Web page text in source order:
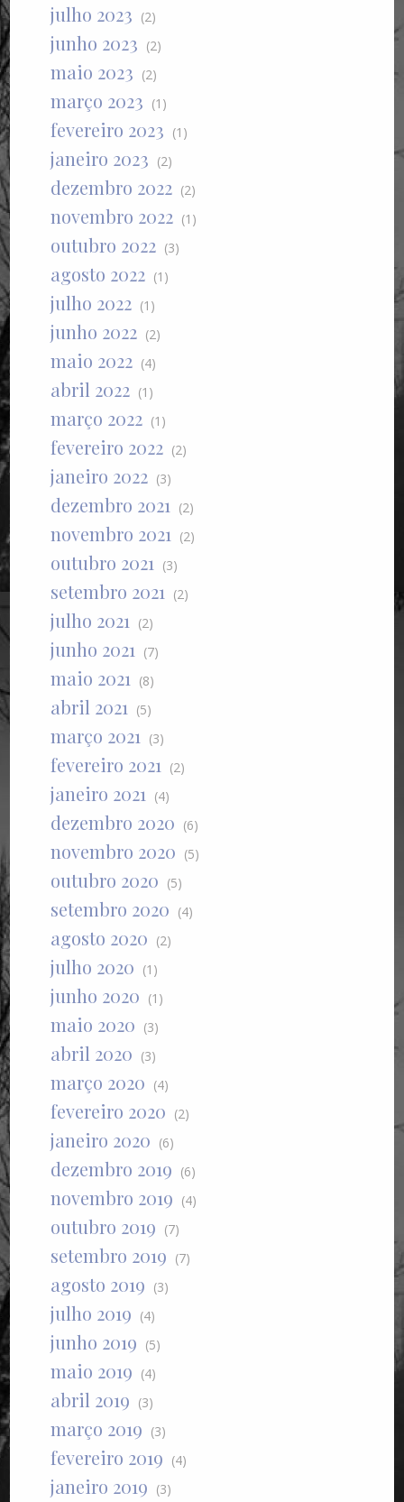
julho 2023 (2)
junho 2023 (2)
maio 2023 (2)
março 2023 (1)
fevereiro 2023 (1)
janeiro 2023 (2)
dezembro 2022 (2)
novembro 2022 (1)
outubro 2022 (3)
agosto 2022 (1)
julho 2022 (1)
junho 2022 (2)
maio 2022 (4)
abril 2022 (1)
março 2022 (1)
fevereiro 2022 (2)
janeiro 2022 (3)
dezembro 2021 (2)
novembro 2021 (2)
outubro 2021 (3)
setembro 2021 (2)
julho 2021 (2)
junho 2021 (7)
maio 2021 (8)
abril 2021 (5)
março 2021 (3)
fevereiro 2021 (2)
janeiro 2021 (4)
dezembro 2020 (6)
novembro 2020 (5)
outubro 2020 (5)
setembro 2020 (4)
agosto 2020 (2)
julho 2020 (1)
junho 2020 (1)
maio 2020 (3)
abril 2020 (3)
março 2020 (4)
fevereiro 2020 (2)
janeiro 2020 (6)
dezembro 2019 (6)
novembro 2019 (4)
outubro 2019 (7)
setembro 2019 (7)
agosto 2019 (3)
julho 2019 (4)
junho 2019 (5)
maio 2019 (4)
abril 2019 (3)
março 2019 (3)
fevereiro 2019 (4)
janeiro 2019 (3)